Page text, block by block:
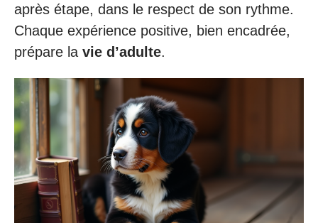
après étape, dans le respect de son rythme.
Chaque expérience positive, bien encadrée,
prépare la vie d’adulte.